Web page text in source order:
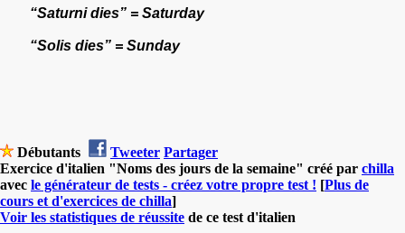
“Saturni dies” = Saturday
“Solis dies” = Sunday
Débutants Tweeter Partager
Exercice d'italien "Noms des jours de la semaine" créé par chilla
avec le générateur de tests - créez votre propre test ! [Plus de
cours et d'exercices de chilla]
Voir les statistiques de réussite de ce test d'italien